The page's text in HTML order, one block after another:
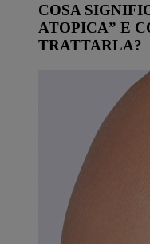
COSA
ATOPICA” E
TRATTARLA?